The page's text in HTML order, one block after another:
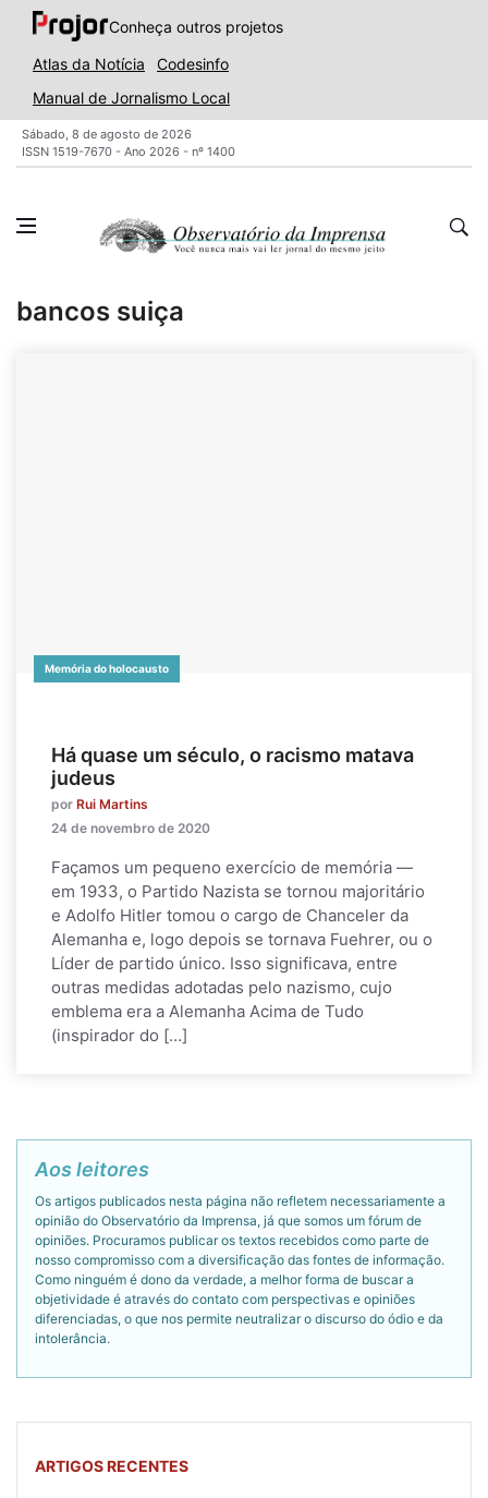
Conheça outros projetos
Atlas da Notícia
Codesinfo
Manual de Jornalismo Local
Sábado, 8 de agosto de 2026
ISSN 1519-7670 - Ano 2026 - nº 1400
bancos suiça
Memória do holocausto
Há quase um século, o racismo matava
judeus
por Rui Martins
24 de novembro de 2020
Façamos um pequeno exercício de memória —
em 1933, o Partido Nazista se tornou majoritário
e Adolfo Hitler tomou o cargo de Chanceler da
Alemanha e, logo depois se tornava Fuehrer, ou o
Líder de partido único. Isso significava, entre
outras medidas adotadas pelo nazismo, cujo
emblema era a Alemanha Acima de Tudo
(inspirador do […]
Aos leitores
Os artigos publicados nesta página não refletem necessariamente a
opinião do Observatório da Imprensa, já que somos um fórum de
opiniões. Procuramos publicar os textos recebidos como parte de
nosso compromisso com a diversificação das fontes de informação.
Como ninguém é dono da verdade, a melhor forma de buscar a
objetividade é através do contato com perspectivas e opiniões
diferenciadas, o que nos permite neutralizar o discurso do ódio e da
intolerância.
ARTIGOS RECENTES